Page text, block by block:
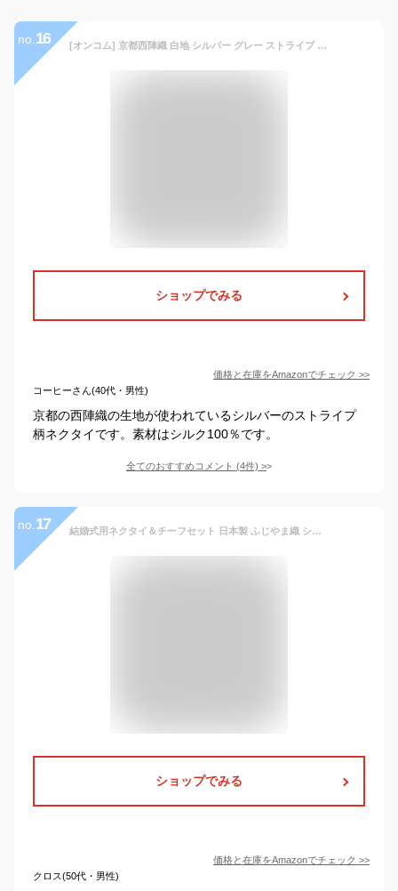
no. 16 [オンコム] 京都西陣織 白地 シルバー グレー ストライプ 結婚式 シルク ネクタイ ハンカチーフセット 卒業式 入学式 thsu1107-002 日本製
ショップでみる
価格と在庫をAmazonでチェック >>
コーヒーさん(40代・男性)
京都の西陣織の生地が使われているシルバーのストライプ
柄ネクタイです。素材はシルク100％です。
全てのおすすめコメント (4件) >
no. 17 結婚式用ネクタイ＆チーフセット 日本製 ふじやま織 シルク グランクレエ (ドット×ホワイトシルバー)
ショップでみる
価格と在庫をAmazonでチェック >>
クロス(50代・男性)